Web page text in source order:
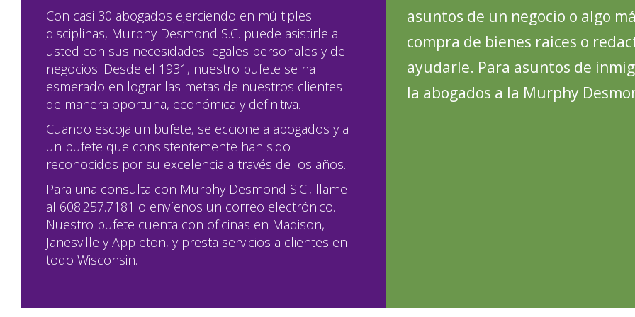
asuntos de un negocio o algo
compra de bienes raices o
ayudarle. Para asuntos de
la abogados a la Murphy
Con casi 30 abogados ejerciendo en múltiples
disciplinas, Murphy Desmond S.C. puede asistirle a
usted con sus necesidades legales personales y de
negocios. Desde el 1931, nuestro bufete se ha
esmerado en lograr las metas de nuestros clientes
de manera oportuna, económica y definitiva.
Cuando escoja un bufete, seleccione a abogados y a
un bufete que consistentemente han sido
reconocidos por su excelencia a través de los años.
Para una consulta con Murphy Desmond S.C., llame
al 608.257.7181 o envíenos un correo electrónico.
Nuestro bufete cuenta con oficinas en Madison,
Janesville y Appleton, y presta servicios a clientes en
todo Wisconsin.